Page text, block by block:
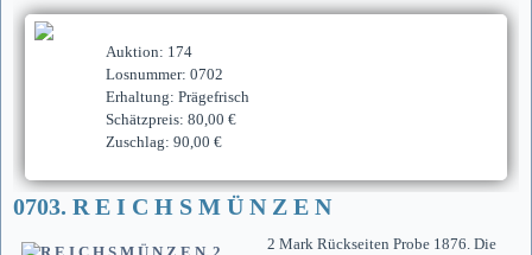
Auktion: 174
Losnummer: 0702
Erhaltung: Prägefrisch
Schätzpreis: 80,00 €
Zuschlag: 90,00 €
0703. R E I C H S M Ü N Z E N
2 Mark Rückseiten Probe 1876. Die